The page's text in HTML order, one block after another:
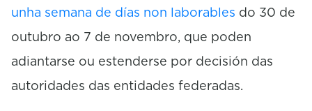
unha semana de días non laborables do 30 de
outubro ao 7 de novembro, que poden
adiantarse ou estenderse por decisión das
autoridades das entidades federadas.